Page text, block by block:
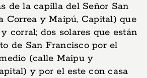
de la capilla del Señor San
Correa y Maipú, Capital) que
corral; dos solares que están
de San Francisco por el
(calle Maipu y
y por el este con casa